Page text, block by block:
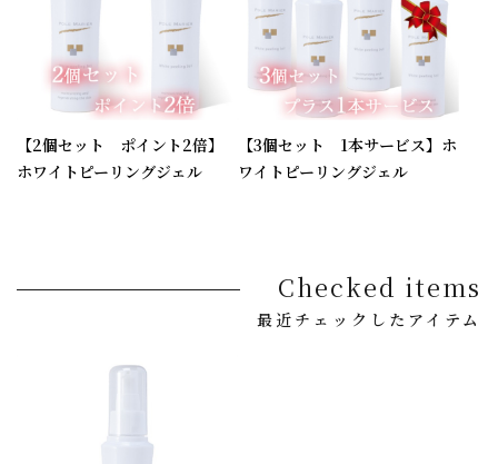
【2個セット ポイント2倍】
ホワイトピーリングジェル
【3個セット 1本サービス】ホ
ワイトピーリングジェル
Checked items
最近チェックしたアイテム